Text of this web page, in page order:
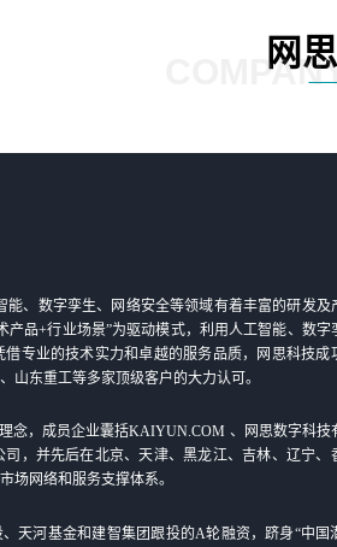
网
、数字孪生、网络安全等领域有着丰富的研发及
品+行业场景”为驱动模式，利用人工智能、数字
专业的技术实力和卓越的服务品质，网思科技成
山东重工等多家顶级客户的大力认可。
念，成员企业囊括KAIYUN.COM 、网思数字科技
，并先后在北京、天津、黑龙江、吉林、辽宁、
场网络和服务支撑体系。
天河基金和建智集团跟投的A轮融资，跻身“中国